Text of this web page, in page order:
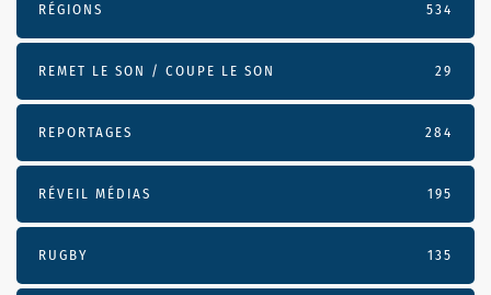
RÉGIONS 534
REMET LE SON / COUPE LE SON 29
REPORTAGES 284
RÉVEIL MÉDIAS 195
RUGBY 135